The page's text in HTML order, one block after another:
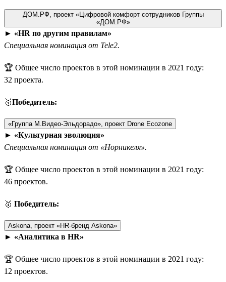
ДОМ.РФ, проект «Цифровой комфорт сотрудников Группы
«ДОМ.РФ»
► «HR по другим правилам»
Специальная номинация от Tele2.
🏆 Общее число проектов в этой номинации в 2021 году:
32 проекта.
🥇Победитель:
«Группа М.Видео-Эльдорадо», проект Drone Ecozone
► «Культурная эволюция»
Специальная номинация от «Норникеля».
🏆 Общее число проектов в этой номинации в 2021 году:
46 проектов.
🥇 Победитель:
Askona, проект «HR-бренд Askona»
► «Аналитика в HR»
🏆 Общее число проектов в этой номинации в 2021 году:
12 проектов.